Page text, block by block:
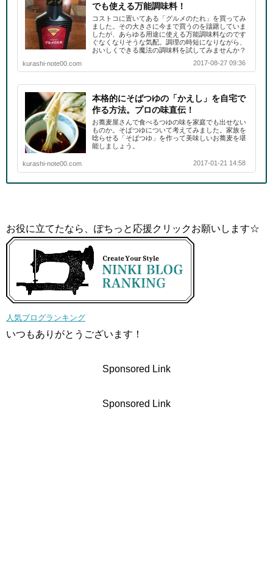
でも使える万能調味料！
コストコに置いてある「グルメのたれ」を買ってみ
ました。その大きさに今まで買うのを躊躇していま
したが、あらゆる用途に使える万能調味料なのです
ぐなくなりそうな気配。調理の時短になりながら、
おいしくできる魔法の調味料を試してみませんか？
kurashi-note00.com
2017-08-27 09:36
本格的にそばつゆの「かえし」を自宅で
作る方法。プロの味直伝！
お蕎麦屋さんで食べるつゆの味を家庭でも出せない
ものか。そばつゆについて考えてみました。家族を
唸らせる「そばつゆ」を作って美味しいお蕎麦を堪
能しましょう。
kurashi-note00.com 2017-01-21 14:58
お役に立てたなら、ぽちっと応援クリックお願いします☆
人気ブログランキング
いつもありがとうございます！
Sponsored Link
Sponsored Link